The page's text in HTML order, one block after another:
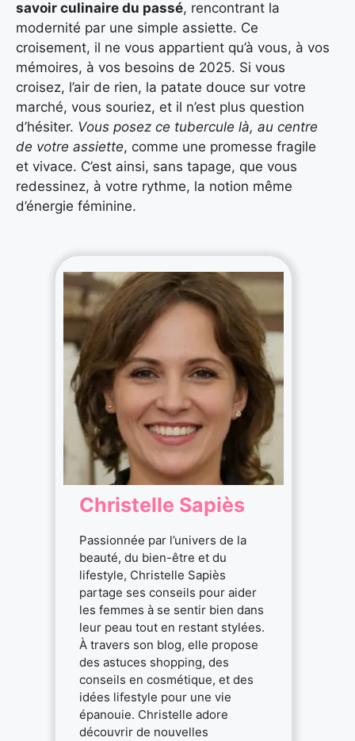
savoir culinaire du passé, rencontrant la
modernité par une simple assiette. Ce
croisement, il ne vous appartient qu’à vous, à vos
mémoires, à vos besoins de 2025. Si vous
croisez, l’air de rien, la patate douce sur votre
marché, vous souriez, et il n’est plus question
d’hésiter. Vous posez ce tubercule là, au centre
de votre assiette, comme une promesse fragile
et vivace. C’est ainsi, sans tapage, que vous
redessinez, à votre rythme, la notion même
d’énergie féminine.
Christelle Sapiès
Passionnée par l’univers de la
beauté, du bien-être et du
lifestyle, Christelle Sapiès
partage ses conseils pour aider
les femmes à se sentir bien dans
leur peau tout en restant stylées.
À travers son blog, elle propose
des astuces shopping, des
conseils en cosmétique, et des
idées lifestyle pour une vie
épanouie. Christelle adore
découvrir de nouvelles